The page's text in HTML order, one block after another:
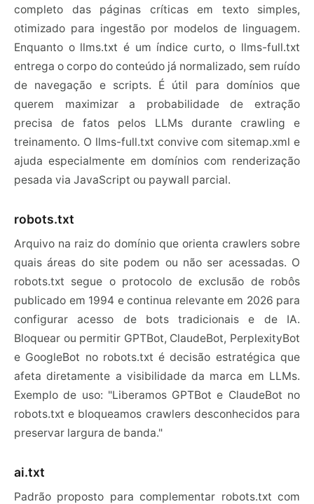
completo das páginas críticas em texto simples,
otimizado para ingestão por modelos de linguagem.
Enquanto o llms.txt é um índice curto, o llms-full.txt
entrega o corpo do conteúdo já normalizado, sem ruído
de navegação e scripts. É útil para domínios que
querem maximizar a probabilidade de extração
precisa de fatos pelos LLMs durante crawling e
treinamento. O llms-full.txt convive com sitemap.xml e
ajuda especialmente em domínios com renderização
pesada via JavaScript ou paywall parcial.
robots.txt
Arquivo na raiz do domínio que orienta crawlers sobre
quais áreas do site podem ou não ser acessadas. O
robots.txt segue o protocolo de exclusão de robôs
publicado em 1994 e continua relevante em 2026 para
configurar acesso de bots tradicionais e de IA.
Bloquear ou permitir GPTBot, ClaudeBot, PerplexityBot
e GoogleBot no robots.txt é decisão estratégica que
afeta diretamente a visibilidade da marca em LLMs.
Exemplo de uso: "Liberamos GPTBot e ClaudeBot no
robots.txt e bloqueamos crawlers desconhecidos para
preservar largura de banda."
ai.txt
Padrão proposto para complementar robots.txt com